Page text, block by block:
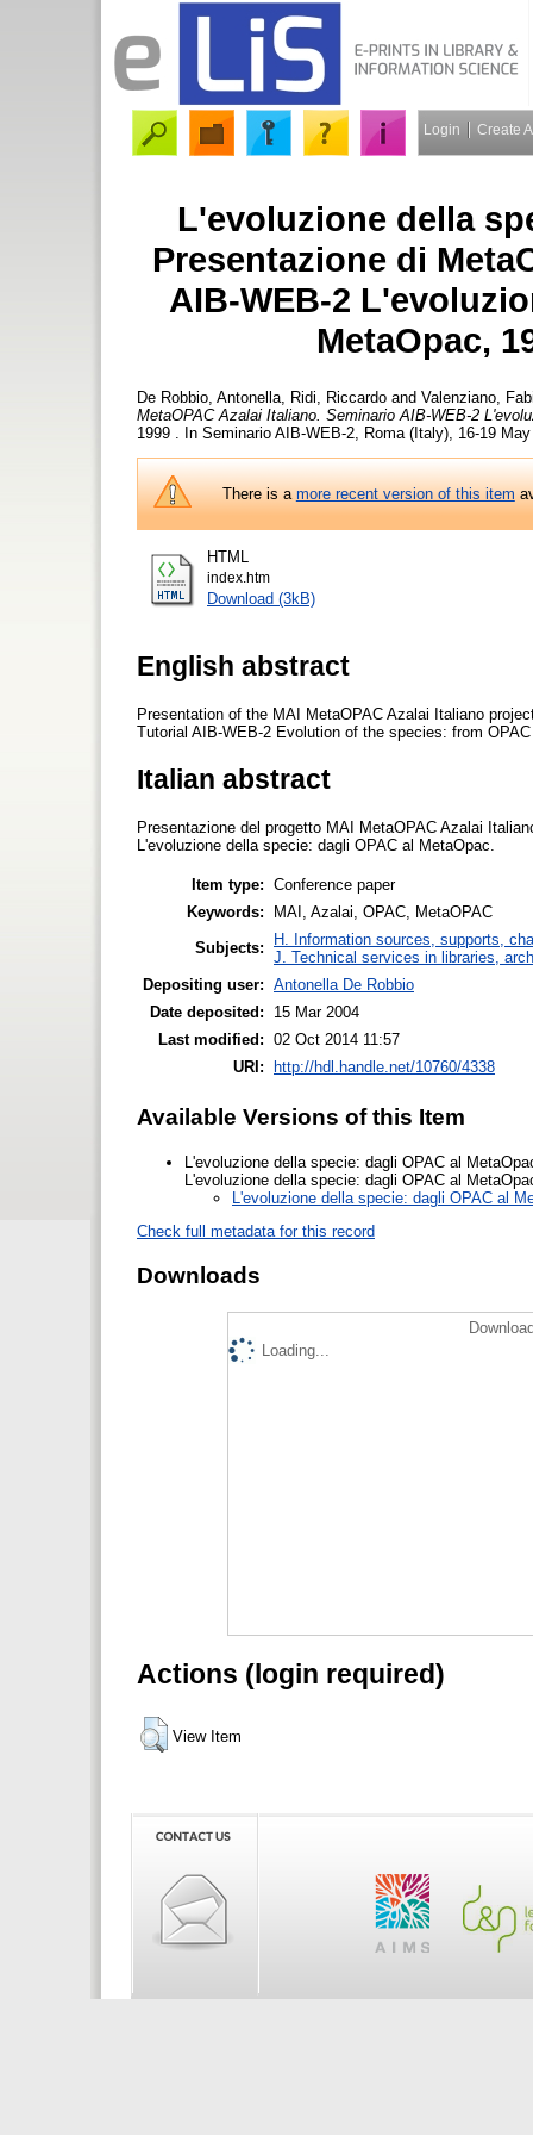
Login Create
L'evoluzione della
Presentazione di
AIB-WEB-2
MetaOpac,
De Robbio, Antonella Ridi, Riccardo and Valenziano,
MetaOPAC Azalai Italiano. Seminario AIB-WEB-2
1999 . In Seminario AIB-WEB-2, Roma (Italy), 16-19
There is amore recent version of this item
HTML
index.htm
Download (3kB)
English abstract
Presentation of the MAI MetaOPAC Azalai Italiano
Tutorial AIB-WEB-2 Evolution of the species: from
Italian abstract
Presentazione del progetto MAI MetaOPAC Azalai
L'evoluzione della specie: dagli OPAC al MetaOpac.
Item type: Conference paper
Keywords:
MAI, Azalai, OPAC, MetaOPAC
Subjects:
H. Information sources, supports,
J. Technical services in libraries,
Depositing user: Antonella De Robbio
Date deposited:
15 Mar 2004
Last modified: 02 Oct 2014 11:57
URI: http://hdl.handle.net/10760/4338
Available Versions of this Item
L'evoluzione della specie: dagli OPAC al
L'evoluzione della specie: dagli OPAC al
L'evoluzione della specie: dagli OPAC al
Check full metadata for this record
Downloads
Loading...
Actions (login required)
View Item